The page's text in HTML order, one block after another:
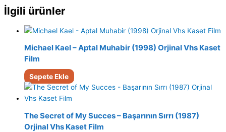
İlgili ürünler
Michael Kael – Aptal Muhabir (1998) Orjinal Vhs Kaset
Film
Sepete Ekle
The Secret of My Succes – Başarının Sırrı (1987)
Orjinal Vhs Kaset Film